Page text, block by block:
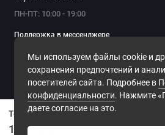
124990 ₽
ФИРМЕННОЕ
Синхронизация
прицела с официальным
по сети Wi-Fi позволяет
и просматривать
времени через смартфон, а
Мы используем файлы cookie и
сохранения предпочтений и
посетителей сайта. Подробнее в
конфиденциальности. Нажмите
даете согласие на это.
ПН-ПТ: 10:00 - 19:00
Поддержка в мессенджере
Мы в сети